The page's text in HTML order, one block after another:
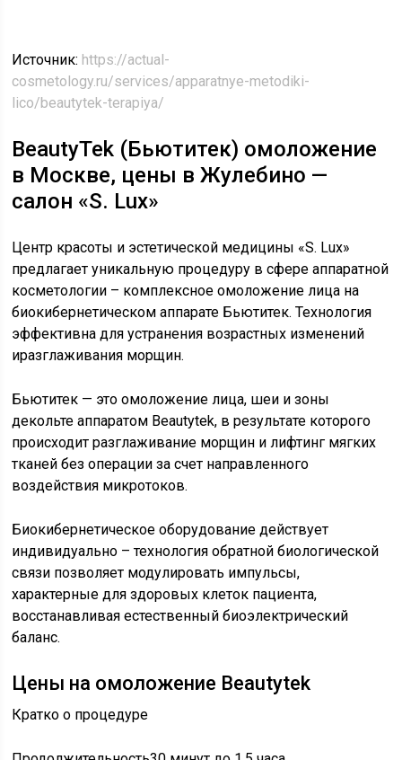
Источник: https://actual-
cosmetology.ru/services/apparatnye-metodiki-
lico/beautytek-terapiya/
BeautyTek (Бьютитек) омоложение
в Москве, цены в Жулебино —
салон «S. Lux»
Центр красоты и эстетической медицины «S. Lux»
предлагает уникальную процедуру в сфере аппаратной
косметологии – комплексное омоложение лица на
биокибернетическом аппарате Бьютитек. Технология
эффективна для устранения возрастных изменений
иразглаживания морщин.
Бьютитек — это омоложение лица, шеи и зоны
декольте аппаратом Beautytek, в результате которого
происходит разглаживание морщин и лифтинг мягких
тканей без операции за счет направленного
воздействия микротоков.
Биокибернетическое оборудование действует
индивидуально – технология обратной биологической
связи позволяет модулировать импульсы,
характерные для здоровых клеток пациента,
восстанавливая естественный биоэлектрический
баланс.
Цены на омоложение Beautytek
Кратко о процедуре